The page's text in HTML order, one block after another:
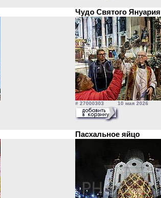
Чудо Святого Януария
# 27000303 10 мая 2026
Пасхальное яйцо